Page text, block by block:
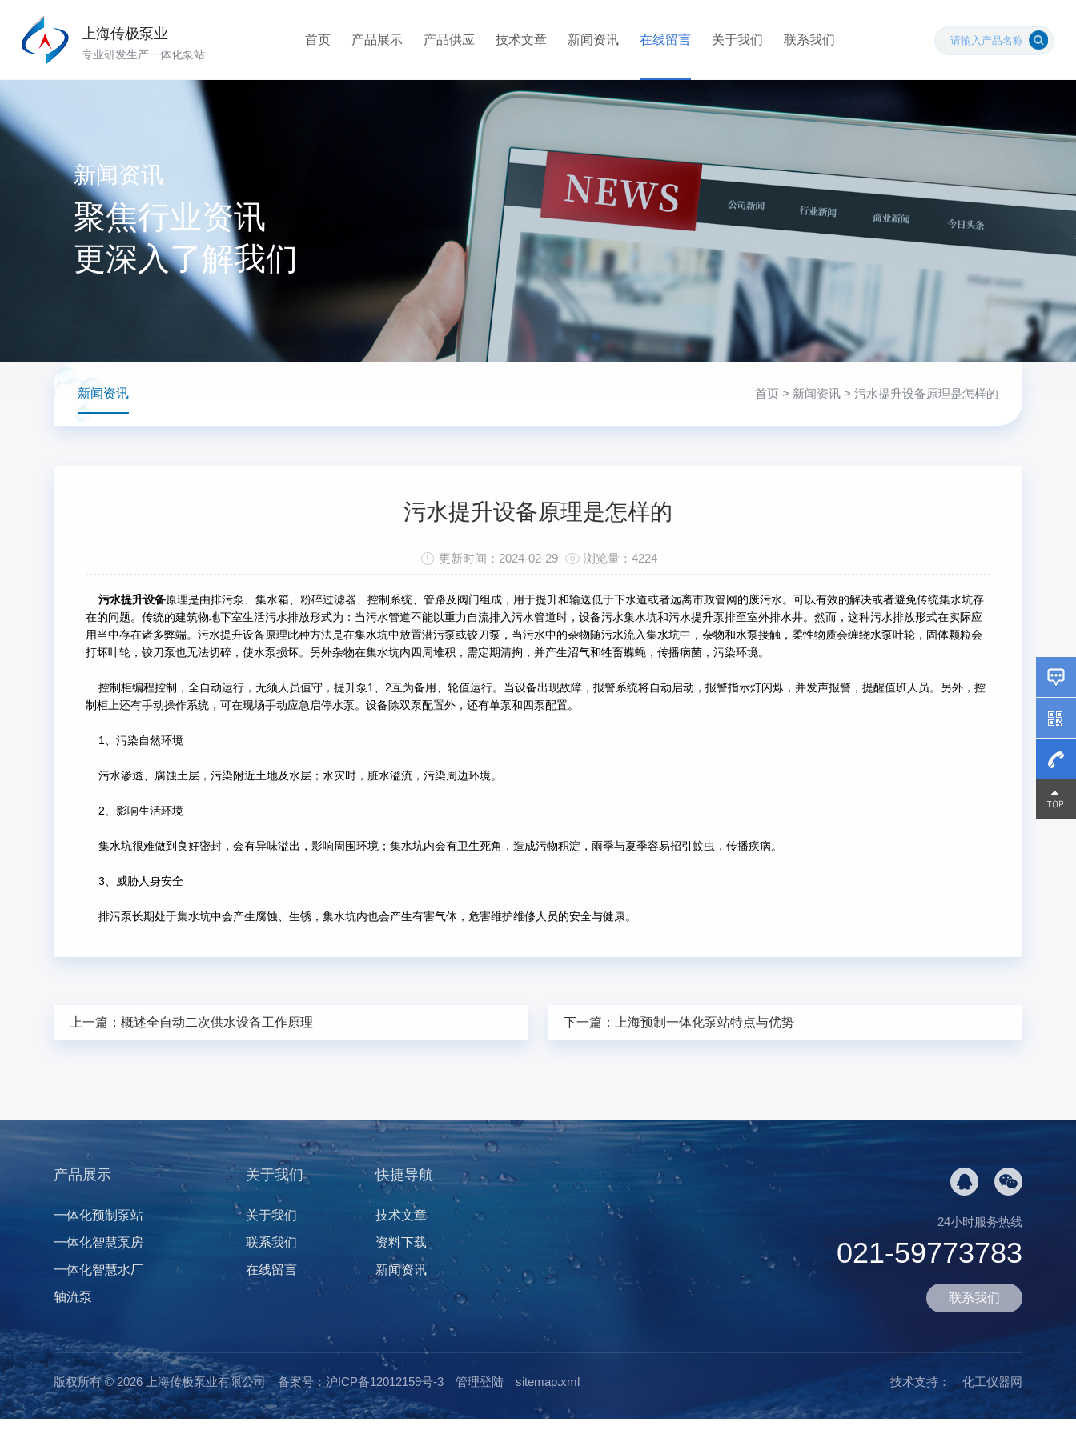
上海传极泵业
专业研发生产一体化泵站
首页 产品展示 产品供应 技术文章 新闻资讯 在线留言 关于我们 联系我们
新闻资讯
聚焦行业资讯
更深入了解我们
首页> 新闻资讯> 污水提升设备原理是怎样的
新闻资讯
污水提升设备原理是怎样的
更新时间：2024-02-29 浏览量：4224
污水提升设备原理是由排污泵、集水箱、粉碎过滤器、控制系统、管路及阀门组成，用于提升和输送低于下水道或者远离市政管网的废污水。可以有效的解决或者避免传统集水坑存
在的问题。传统的建筑物地下室生活污水排放形式为：当污水管道不能以重力自流排入污水管道时，设备污水集水坑和污水提升泵排至室外排水井。然而，这种污水排放形式在实际应
用当中存在诸多弊端。污水提升设备原理此种方法是在集水坑中放置潜污泵或铰刀泵，当污水中的杂物随污水流入集水坑中，杂物和水泵接触，柔性物质会缠绕水泵叶轮，固体颗粒会
打坏叶轮，铰刀泵也无法切碎，使水泵损坏。另外杂物在集水坑内四周堆积，需定期清掏，并产生沼气和牲畜蝶蝇，传播病菌，污染环境。
控制柜编程控制，全自动运行，无须人员值守，提升泵1、2互为备用、轮值运行。当设备出现故障，报警系统将自动启动，报警指示灯闪烁，并发声报警，提醒值班人员。另外，控
制柜上还有手动操作系统，可在现场手动应急启停水泵。设备除双泵配置外，还有单泵和四泵配置。
1、污染自然环境
污水渗透、腐蚀土层，污染附近土地及水层；水灾时，脏水溢流，污染周边环境。
2、影响生活环境
集水坑很难做到良好密封，会有异味溢出，影响周围环境；集水坑内会有卫生死角，造成污物积淀，雨季与夏季容易招引蚊虫，传播疾病。
3、威胁人身安全
排污泵长期处于集水坑中会产生腐蚀、生锈，集水坑内也会产生有害气体，危害维护维修人员的安全与健康。
上一篇：概述全自动二次供水设备工作原理 下一篇： 上海预制一体化泵站特点与优势
产品展示
一体化预制泵站
一体化智慧泵房
一体化智慧水厂
轴流泵
关于我们
关于我们
联系我们
在线留言
快捷导航
技术文章
资料下载
新闻资讯
24小时服务热线
021-59773783
联系我们
版权所有 © 2026 上海传极泵业有限公司备案号：沪ICP备12012159号-3 管理登陆 sitemap.xml 技术支持： 化工仪器网